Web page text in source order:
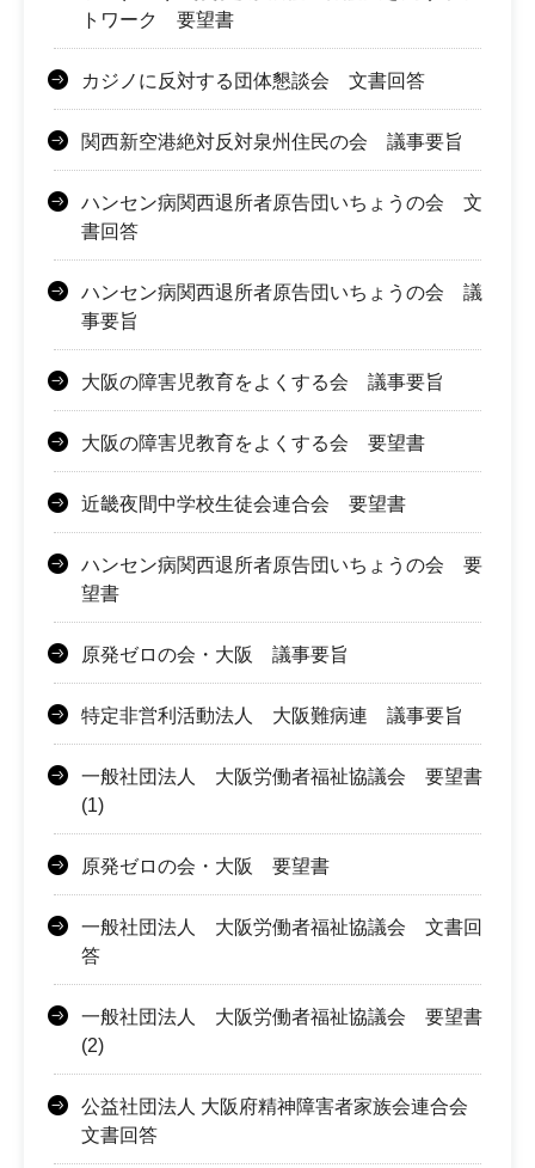
トワーク 要望書
カジノに反対する団体懇談会 文書回答
関西新空港絶対反対泉州住民の会 議事要旨
ハンセン病関西退所者原告団いちょうの会 文
書回答
ハンセン病関西退所者原告団いちょうの会 議
事要旨
大阪の障害児教育をよくする会 議事要旨
大阪の障害児教育をよくする会 要望書
近畿夜間中学校生徒会連合会 要望書
ハンセン病関西退所者原告団いちょうの会 要
望書
原発ゼロの会・大阪 議事要旨
特定非営利活動法人 大阪難病連 議事要旨
一般社団法人 大阪労働者福祉協議会 要望書
(1)
原発ゼロの会・大阪 要望書
一般社団法人 大阪労働者福祉協議会 文書回
答
一般社団法人 大阪労働者福祉協議会 要望書
(2)
公益社団法人 大阪府精神障害者家族会連合会
文書回答